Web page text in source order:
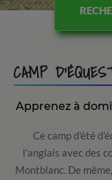
CAMP
Apprenez à
Ce camp d'été
l'anglais avec des
Montblanc. De